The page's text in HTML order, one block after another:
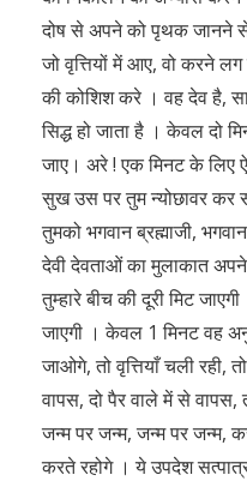
दोष से अपने को पृथक जानने से
जो वृत्तियों में आए, वो करने
की कोशिश करे । वह देव है,
सिद्ध हो जाता है । केवल दो
जाए। अरे ! एक मिनट के लिए
सुख उस पर तुम न्योछावर कर
तुमको भगवान ब्रह्माजी,
देवी देवताओं का मुलाकात
तुम्हारे बीच की दूरी मिट
जाएगी । केवल 1 मिनट वह
जाओगे, तो वृत्तियाँ चली रही,
वापस, दो पैर वाले में से
जन्म पर जन्म, जन्म पर जन्म,
करते रहोगे । ये उपदेश